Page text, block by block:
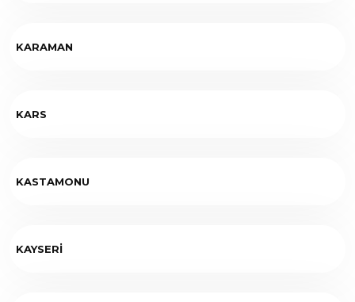
KARAMAN
KARS
KASTAMONU
KAYSERİ